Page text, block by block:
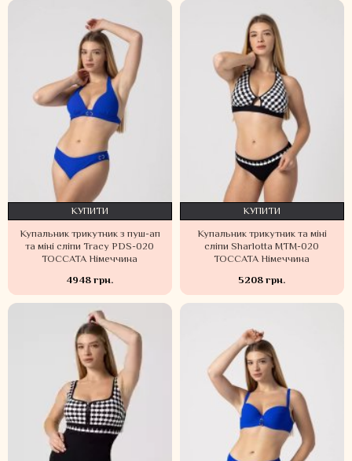
Купальник трикутник з пуш-ап
та міні сліпи Tracy PDS-020
TOCCATA Німеччина
4948 грн.
КУПИТИ
Купальник трикутник та міні
сліпи Sharlotta MTM-020
TOCCATA Німеччина
5208 грн.
КУПИТИ